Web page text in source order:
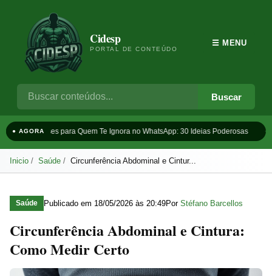
Cidesp
PORTAL DE CONTEÚDO
Buscar
☰ MENU
● AGORAFrases para Quem Te Ignora no WhatsApp: 30 Ideias Poderosas
Inicio Saúde Circunferência Abdominal e Cintur...
Saúde Publicado em 18/05/2026 às 20:49Por Stéfano Barcellos
Circunferência Abdominal e Cintura:
Como Medir Certo